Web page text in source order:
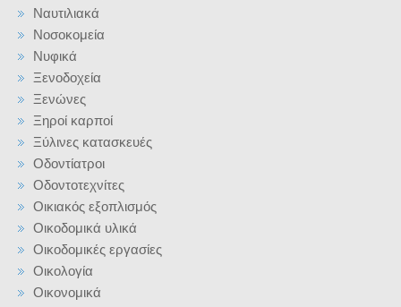
Ναυτιλιακά
Νοσοκομεία
Νυφικά
Ξενοδοχεία
Ξενώνες
Ξηροί καρποί
Ξύλινες κατασκευές
Οδοντίατροι
Οδοντοτεχνίτες
Οικιακός εξοπλισμός
Οικοδομικά υλικά
Οικοδομικές εργασίες
Οικολογία
Οικονομικά